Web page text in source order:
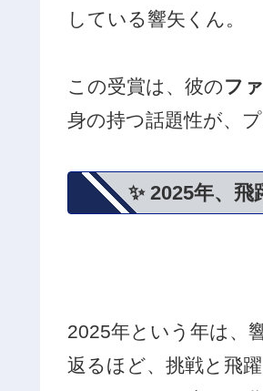
している響矢くん。
この受賞は、彼のフ
身の持つ話題性が、
✨ 2025年、
2025年という年は、
返るほど、挑戦と飛